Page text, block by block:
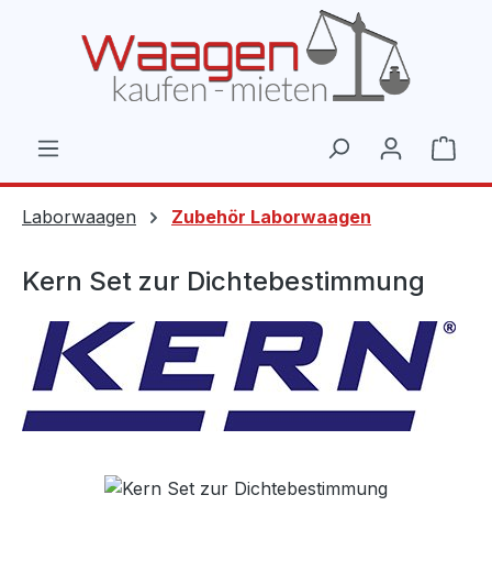
Laborwaagen Zubehör Laborwaagen
Kern Set zur Dichtebestimmung
Bildergalerie überspringen